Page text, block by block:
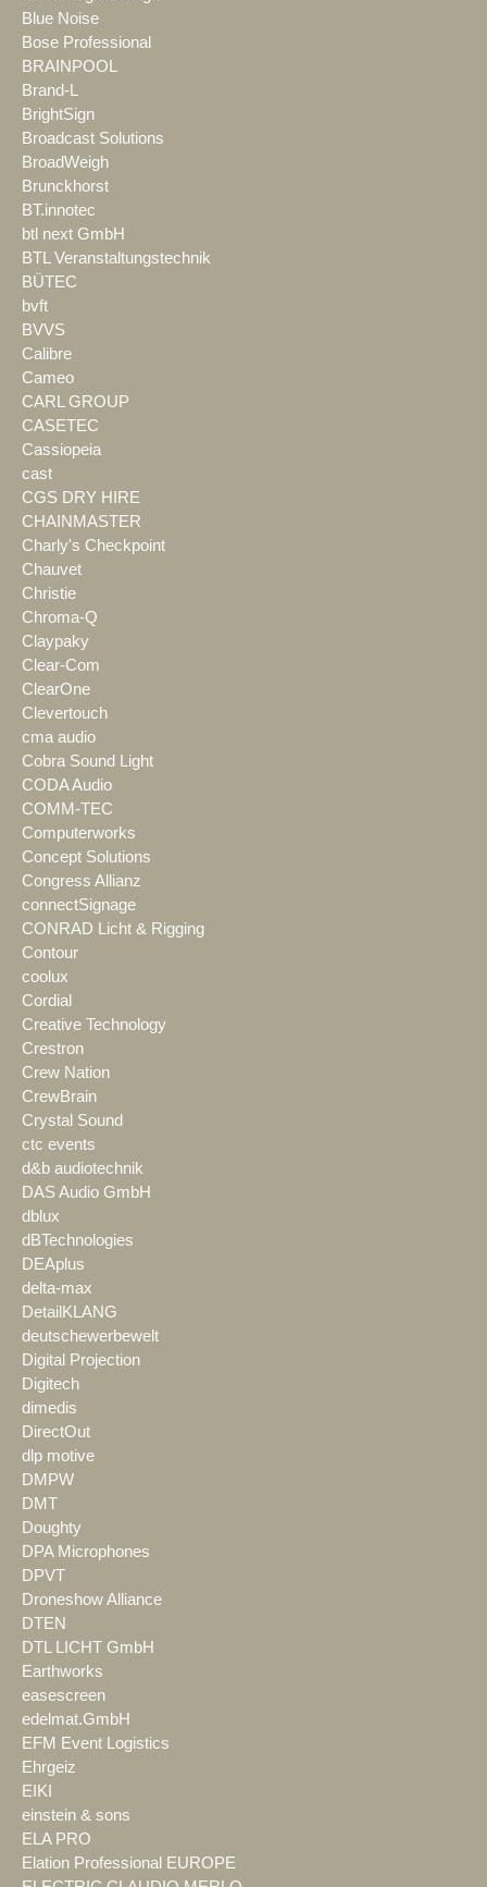
Blue Noise
Bose Professional
BRAINPOOL
Brand-L
BrightSign
Broadcast Solutions
BroadWeigh
Brunckhorst
BT.innotec
btl next GmbH
BTL Veranstaltungstechnik
BÜTEC
bvft
BVVS
Calibre
Cameo
CARL GROUP
CASETEC
Cassiopeia
cast
CGS DRY HIRE
CHAINMASTER
Charly's Checkpoint
Chauvet
Christie
Chroma-Q
Claypaky
Clear-Com
ClearOne
Clevertouch
cma audio
Cobra Sound Light
CODA Audio
COMM-TEC
Computerworks
Concept Solutions
Congress Allianz
connectSignage
CONRAD Licht & Rigging
Contour
coolux
Cordial
Creative Technology
Crestron
Crew Nation
CrewBrain
Crystal Sound
ctc events
d&b audiotechnik
DAS Audio GmbH
dblux
dBTechnologies
DEAplus
delta-max
DetailKLANG
deutschewerbewelt
Digital Projection
Digitech
dimedis
DirectOut
dlp motive
DMPW
DMT
Doughty
DPA Microphones
DPVT
Droneshow Alliance
DTEN
DTL LICHT GmbH
Earthworks
easescreen
edelmat.GmbH
EFM Event Logistics
Ehrgeiz
EIKI
einstein & sons
ELA PRO
Elation Professional EUROPE